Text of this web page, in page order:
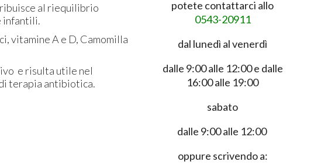
al riequilibrio
infantili.
vitamine A e D, Camomilla
e risulta utile nel
terapia antibiotica.
potete contattarci allo
0543-20911
dal lunedì al venerdì
dalle 9:00 alle 12:00 e dalle
16:00 alle 19:00
sabato
dalle 9:00 alle 12:00
oppure scrivendo a: